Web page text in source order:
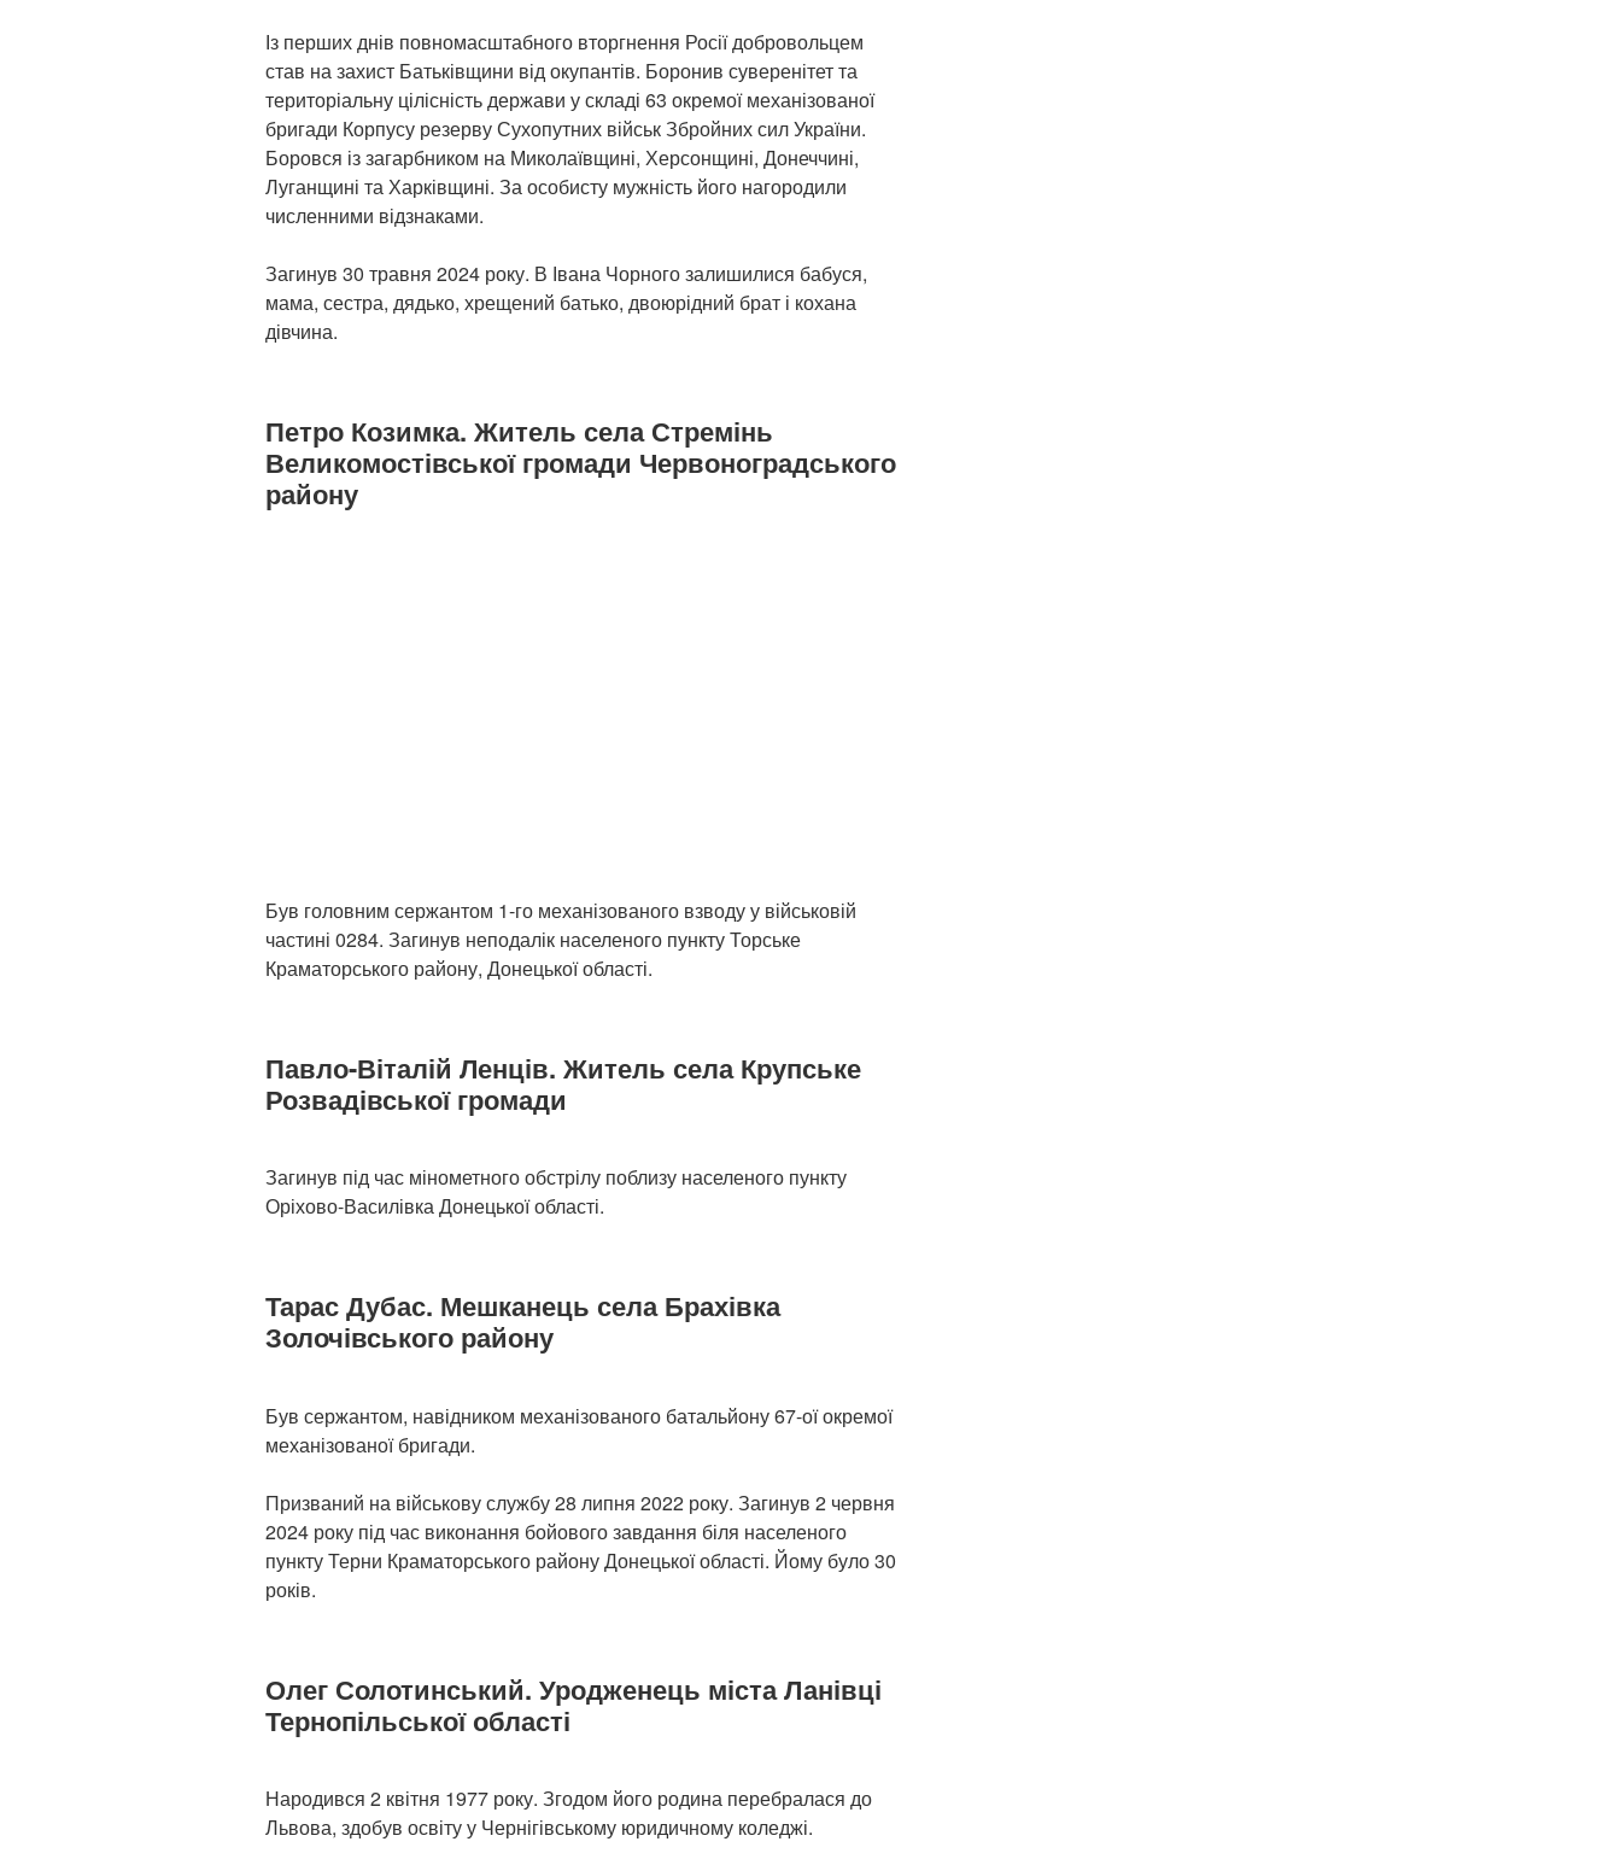
Із перших днів повномасштабного вторгнення Росії добровольцем
став на захист Батьківщини від окупантів. Боронив суверенітет та
територіальну цілісність держави у складі 63 окремої механізованої
бригади Корпусу резерву Сухопутних військ Збройних сил України.
Боровся із загарбником на Миколаївщині, Херсонщині, Донеччині,
Луганщині та Харківщині. За особисту мужність його нагородили
численними відзнаками.
Загинув 30 травня 2024 року. В Івана Чорного залишилися бабуся,
мама, сестра, дядько, хрещений батько, двоюрідний брат і кохана
дівчина.
Петро Козимка. Житель села Стремінь
Великомостівської громади Червоноградського
району
Був головним сержантом 1-го механізованого взводу у військовій
частині 0284. Загинув неподалік населеного пункту Торське
Краматорського району, Донецької області.
Павло-Віталій Ленців. Житель села Крупське
Розвадівської громади
Загинув під час мінометного обстрілу поблизу населеного пункту
Оріхово-Василівка Донецької області.
Тарас Дубас. Мешканець села Брахівка
Золочівського району
Був сержантом, навідником механізованого батальйону 67-ої окремої
механізованої бригади.
Призваний на військову службу 28 липня 2022 року. Загинув 2 червня
2024 року під час виконання бойового завдання біля населеного
пункту Терни Краматорського району Донецької області. Йому було 30
років.
Олег Солотинський. Уродженець міста Ланівці
Тернопільської області
Народився 2 квітня 1977 року. Згодом його родина перебралася до
Львова, здобув освіту у Чернігівському юридичному коледжі.